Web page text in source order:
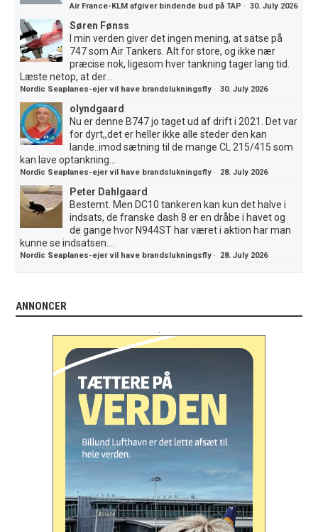
Air France-KLM afgiver bindende bud på TAP ·30. July 2026
Søren Fønss
I min verden giver det ingen mening, at satse på
747 som Air Tankers. Alt for store, og ikke nær
præcise nok, ligesom hver tankning tager lang tid.
Læste netop, at der...
Nordic Seaplanes-ejer vil have brandslukningsfly ·30. July 2026
olyndgaard
Nu er denne B747 jo taget ud af drift i 2021. Det var
for dyrt,,det er heller ikke alle steder den kan
lande..imod sætning til de mange CL 215/415 som
kan lave optankning...
Nordic Seaplanes-ejer vil have brandslukningsfly · 28. July 2026
Peter Dahlgaard
Bestemt. Men DC10 tankeren kan kun det halve i
indsats, de franske dash 8 er en dråbe i havet og
de gange hvor N944ST har været i aktion har man
kunne se indsatsen....
Nordic Seaplanes-ejer vil have brandslukningsfly · 28. July 2026
ANNONCER